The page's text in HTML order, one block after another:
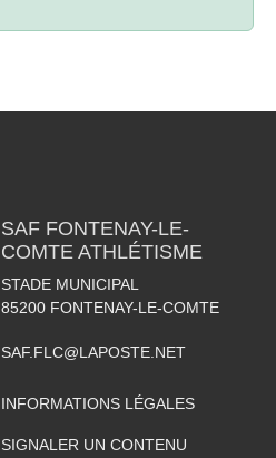
SAF FONTENAY-LE-
COMTE ATHLÉTISME
STADE MUNICIPAL
85200 FONTENAY-LE-COMTE
SAF.FLC@LAPOSTE.NET
INFORMATIONS LÉGALES
SIGNALER UN CONTENU